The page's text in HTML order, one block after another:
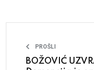
PROŠLI
BOŽOVIĆ